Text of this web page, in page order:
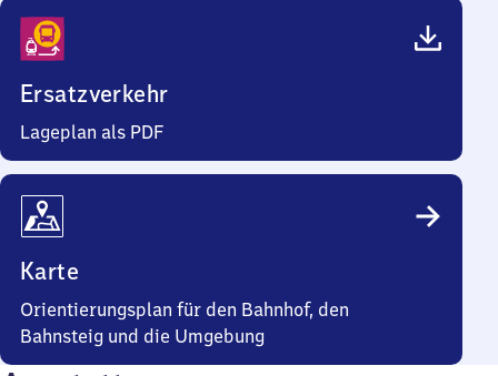
Ersatzverkehr
Lageplan als PDF
Karte
Orientierungsplan für den Bahnhof, den
Bahnsteig und die Umgebung